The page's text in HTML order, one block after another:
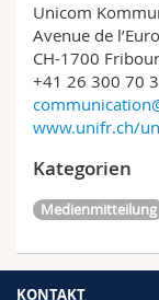
Unicom
Avenue de
CH-1700
+41 26 300 70
www.unifr.ch/
Kategorien
Medienmitteilung
KONTAKT